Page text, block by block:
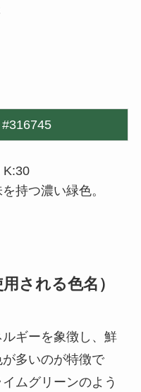
#316745
K:30
持つ濃い緑色。
される色名）
ギーを象徴し、鮮
多いのが特徴で
ムグリーンのよう